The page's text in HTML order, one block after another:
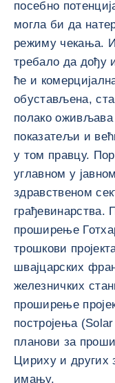
посебно
могла би да
режиму чекања.
требало да дођу
ће и
обустављена,
полако
показатељи и
у том правцу.
углавном у
здравственом
грађевинарства.
проширење
трошкови
швајцарских
железничких
проширење
постројења
планови за
Цириху и других
имању.